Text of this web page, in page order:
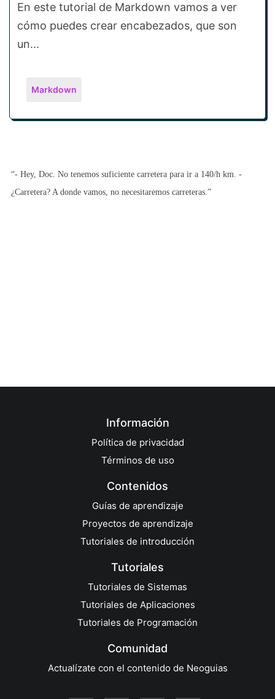
En este tutorial de Markdown vamos a ver
cómo puedes crear encabezados, que son
un...
Markdown
“- Hey, Doc. No tenemos suficiente carretera para ir a 140/h km. -
¿Carretera? A donde vamos, no necesitaremos carreteras.”
Información
Política de privacidad
Términos de uso
Contenidos
Guías de aprendizaje
Proyectos de aprendizaje
Tutoriales de introducción
Tutoriales
Tutoriales de Sistemas
Tutoriales de Aplicaciones
Tutoriales de Programación
Comunidad
Actualízate con el contenido de Neoguias